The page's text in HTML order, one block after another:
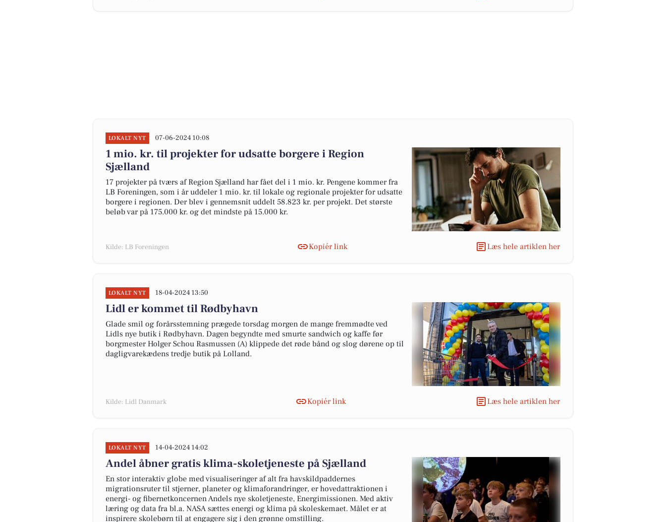
LOKALT NYT 07-06-2024 10:08
1 mio. kr. til projekter for udsatte borgere i Region
Sjælland
17 projekter på tværs af Region Sjælland har fået del i 1 mio. kr. Pengene kommer fra
LB Foreningen, som i år uddeler 1 mio. kr. til lokale og regionale projekter for udsatte
borgere i regionen. Der blev i gennemsnit uddelt 58.823 kr. per projekt. Det største
beløb var på 175.000 kr. og det mindste på 15.000 kr.
Kilde: LB Foreningen Kopiér link Læs hele artiklen her
LOKALT NYT 18-04-2024 13:50
Lidl er kommet til Rødbyhavn
Glade smil og forårsstemning prægede torsdag morgen de mange fremmødte ved
Lidls nye butik i Rødbyhavn. Dagen begyndte med smurte sandwich og kaffe før
borgmester Holger Schou Rasmussen (A) klippede det røde bånd og slog dørene op til
dagligvarekædens tredje butik på Lolland.
Kilde: Lidl Danmark Kopiér link Læs hele artiklen her
LOKALT NYT 14-04-2024 14:02
Andel åbner gratis klima-skoletjeneste på Sjælland
En stor interaktiv globe med visualiseringer af alt fra havskildpaddernes
migrationsruter til stjerner, planeter og klimaforandringer, er hovedattraktionen i
energi- og fibernetkoncernen Andels nye skoletjeneste, Energimissionen. Med aktiv
læring og data fra bl.a. NASA sættes energi og klima på skoleskemaet. Målet er at
inspirere skolebørn til at engagere sig i den grønne omstilling.